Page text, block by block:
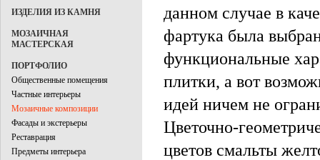
ИЗДЕЛИЯ ИЗ КАМНЯ
МОЗАИЧНАЯ
МАСТЕРСКАЯ
ПОРТФОЛИО
Общественные помещения
Частные интерьеры
Мозаичные композиции
Фасады и экстерьеры
Реставрация
Предметы интерьера
данном случае в
фартука была
функциональные
плитки, а вот
идей ничем не
Цветочно-
цветов смальты